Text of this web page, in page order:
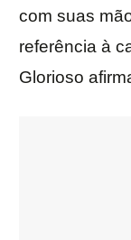
com suas
referência à
Glorioso